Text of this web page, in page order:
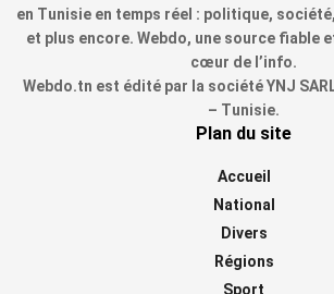
en Tunisie en temps réel : politique,
et plus encore. Webdo, une source fiable
cœur de l’info.
Webdo.tn est édité par la société YNJ
– Tunisie.
Plan du site
Accueil
National
Divers
Régions
Sport